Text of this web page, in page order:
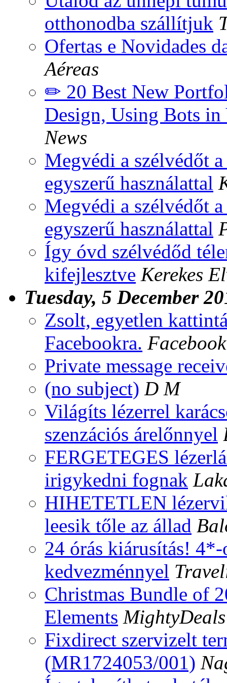
otthonodba szállítjuk
Ofertas e Novidades
Aéreas
✏ 20 Best New
Design, Using Bots
News
Megvédi a szélvédőt
egyszerű használattal
Megvédi a szélvédőt
egyszerű használattal
Így óvd szélvédőd
kifejlesztve Kerekes
Tuesday, 5 December
Zsolt, egyetlen
Facebookra. Facebook
Private message
(no subject) D M
Világíts lézerrel
szenzációs árelőnnyel
FERGETEGES
irigykedni fognak
HIHETETLEN
leesik tőle az állad
24 órás kiárusítás! 4*-
kedvezménnyel
Christmas Bundle of
Elements MightyDeals
Fixdirect szervizelt
(MR1724053/001)